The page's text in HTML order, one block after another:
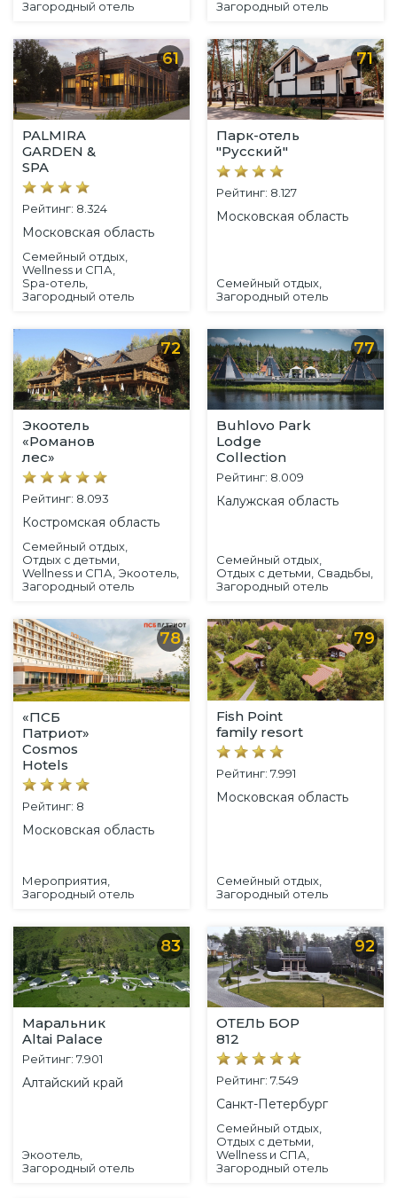
Загородный отель
Загородный отель
61
PALMIRA
GARDEN &
SPA
Рейтинг: 8.324
Московская область
Семейный отдых,
Wellness и СПА,
Spa-отель,
Загородный отель
71
Парк-отель
"Русский"
Рейтинг: 8.127
Московская область
Семейный отдых,
Загородный отель
72
Экоотель
«Романов
лес»
Рейтинг: 8.093
Костромская область
Семейный отдых,
Отдых с детьми,
Wellness и СПА, Экоотель,
Загородный отель
77
Buhlovo Park
Lodge
Collection
Рейтинг: 8.009
Калужская область
Семейный отдых,
Отдых с детьми, Свадьбы,
Загородный отель
78
«ПСБ
Патриот»
Cosmos
Hotels
Рейтинг: 8
Московская область
Мероприятия,
Загородный отель
79
Fish Point
family resort
Рейтинг: 7.991
Московская область
Семейный отдых,
Загородный отель
83
Маральник
Altai Palace
Рейтинг: 7.901
Алтайский край
Экоотель,
Загородный отель
92
ОТЕЛЬ БОР
812
Рейтинг: 7.549
Санкт-Петербург
Семейный отдых,
Отдых с детьми,
Wellness и СПА,
Загородный отель